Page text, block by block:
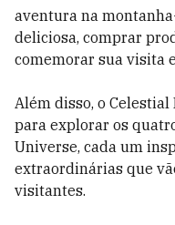
aventura na
deliciosa, comprar
comemorar sua visita
Além disso, o
para explorar os
Universe, cada um
extraordinárias que
visitantes.